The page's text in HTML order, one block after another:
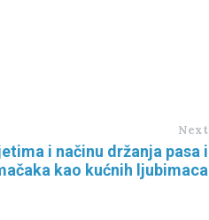
Next
i načinu držanja pasa i
kao kućnih ljubimaca